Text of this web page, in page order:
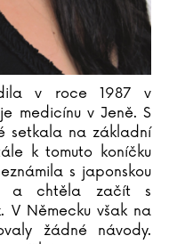
v roce 1987 v
medicínu v Jeně. S
setkala na základní
k tomuto koníčku
s japonskou
a chtěla začít s
V Německu však na
žádné návody.